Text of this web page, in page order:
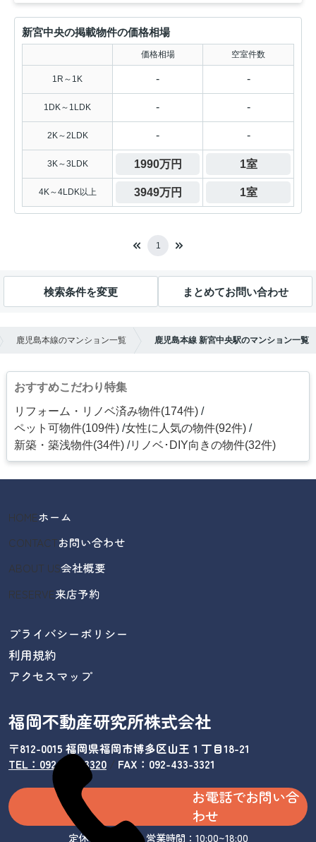
新宮中央の掲載物件の価格相場
価格相場 空室件数
1R～1K - -
1DK～1LDK - -
2K～2LDK - -
3K～3LDK 1990万円 1室
4K～4LDK以上 3949万円 1室
1
検索条件を変更 まとめてお問い合わせ
鹿児島本線のマンション一覧 鹿児島本線 新宮中央駅のマンション一覧
おすすめこだわり特集
リフォーム・リノベ済み物件(174件)
ペット可物件(109件) 女性に人気の物件(92件)
新築・築浅物件(34件) リノベ･DIY向きの物件(32件)
HOMEホーム
CONTACTお問い合わせ
ABOUT US会社概要
RESERVE来店予約
プライバシーポリシー
利用規約
アクセスマップ
福岡不動産研究所株式会社
〒812-0015 福岡県福岡市博多区山王１丁目18-21
TEL：092-433-3320/ FAX：092-433-3321
お電話でお問い合
わせ
定休日：水曜日 営業時間：10:00~18:00